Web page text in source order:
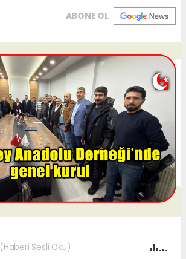
ABONE OL
(Haberi Sesli Oku)